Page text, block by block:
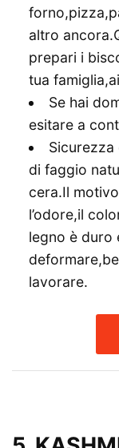
altro
prepari i
tua
Se hai
esitare a
Sicurezza
di faggio
cera.Il
l’odore,il
legno è duro
lavorare.